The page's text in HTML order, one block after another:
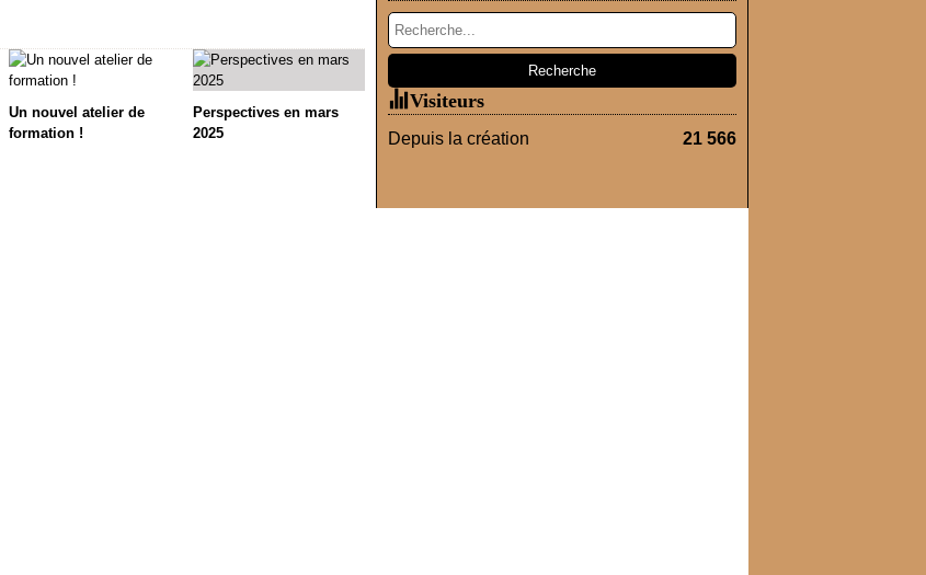
Un nouvel atelier de
formation !
Perspectives en mars
2025
Visiteurs
Depuis la création 21 566